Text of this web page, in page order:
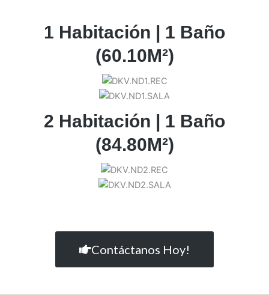
1 Habitación | 1 Baño
(60.10M²)
2 Habitación | 1 Baño
(84.80M²)
Contáctanos Hoy!